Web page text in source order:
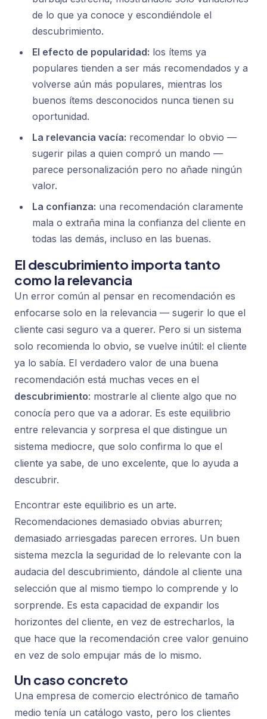
de lo que ya conoce y escondiéndole el
descubrimiento.
El efecto de popularidad: los ítems ya
populares tienden a ser más recomendados y a
volverse aún más populares, mientras los
buenos ítems desconocidos nunca tienen su
oportunidad.
La relevancia vacía: recomendar lo obvio —
sugerir pilas a quien compró un mando —
parece personalización pero no añade ningún
valor.
La confianza: una recomendación claramente
mala o extraña mina la confianza del cliente en
todas las demás, incluso en las buenas.
El descubrimiento importa tanto
como la relevancia
Un error común al pensar en recomendación es
enfocarse solo en la relevancia — sugerir lo que el
cliente casi seguro va a querer. Pero si un sistema
solo recomienda lo obvio, se vuelve inútil: el cliente
ya lo sabía. El verdadero valor de una buena
recomendación está muchas veces en el
descubrimiento: mostrarle al cliente algo que no
conocía pero que va a adorar. Es este equilibrio
entre relevancia y sorpresa el que distingue un
sistema mediocre, que solo confirma lo que el
cliente ya sabe, de uno excelente, que lo ayuda a
descubrir.
Encontrar este equilibrio es un arte.
Recomendaciones demasiado obvias aburren;
demasiado arriesgadas parecen errores. Un buen
sistema mezcla la seguridad de lo relevante con la
audacia del descubrimiento, dándole al cliente una
selección que al mismo tiempo lo comprende y lo
sorprende. Es esta capacidad de expandir los
horizontes del cliente, en vez de estrecharlos, la
que hace que la recomendación cree valor genuino
en vez de solo empujar más de lo mismo.
Un caso concreto
Una empresa de comercio electrónico de tamaño
medio tenía un catálogo vasto, pero los clientes